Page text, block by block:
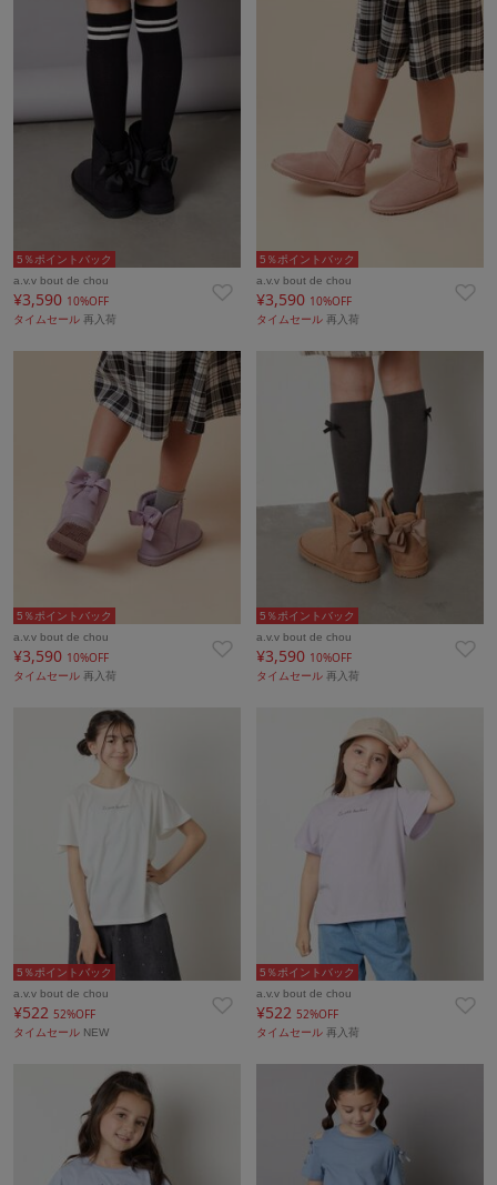
5％ポイントバック
a.v.v bout de chou
¥3,590 10%OFF
タイムセール 再入荷
5％ポイントバック
a.v.v bout de chou
¥3,590 10%OFF
タイムセール再入荷
5％ポイントバック
a.v.v bout de chou
¥3,590 10%OFF
タイムセール 再入荷
5％ポイントバック
a.v.v bout de chou
¥3,590 10%OFF
タイムセール再入荷
5％ポイントバック
a.v.v bout de chou
¥522 52%OFF
タイムセール NEW
5％ポイントバック
a.v.v bout de chou
¥522 52%OFF
タイムセール再入荷